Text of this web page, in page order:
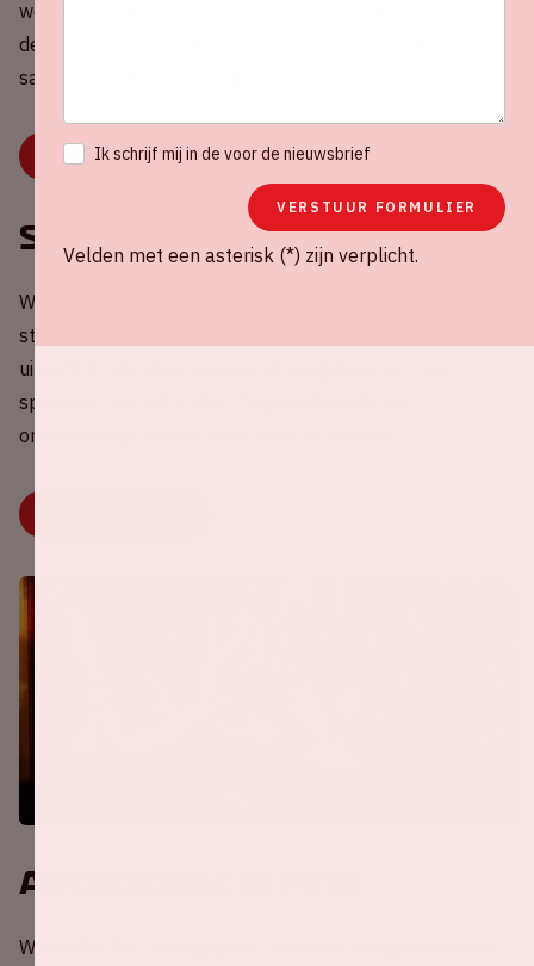
we met een bekersysteem. Of je op het veld staat of op
de tribune zit: door je beker in te leveren, zorgen we
samen dat deze wordt ingezameld en gerecycled.
LEES HIER HOE HET WERKT
Skybox
Wil jij Harry Styles beleven vanaf de beste plek in het
stadion? Vanuit je eigen skybox heb je het mooiste
uitzicht en de beste service om zorgeloos van het
spektakel op het podium te genieten. Klik op
onderstaande button voor meer informatie.
Audiodescriptie
We vinden het belangrijk dat iedereen kan genieten van
Ik schrijf mij in de voor de nieuwsbrief
VERSTUUR FORMULIER
Velden met een asterisk (*) zijn verplicht.